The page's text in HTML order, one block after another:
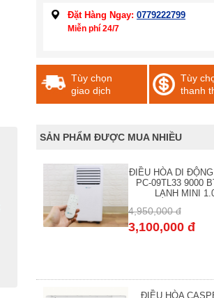
Đặt Hàng Ngay: 0779222799
Miễn phí 24/7
Tùy chọn
giao dịch
Tùy
thanh
SẢN PHẨM ĐƯỢC MUA NHIỀU
ĐIỀU HÒA DI
PC-09TL33 9000
LẠNH MINI
4,950,000 đ
3,100,000 đ
ĐIỀU HÒA